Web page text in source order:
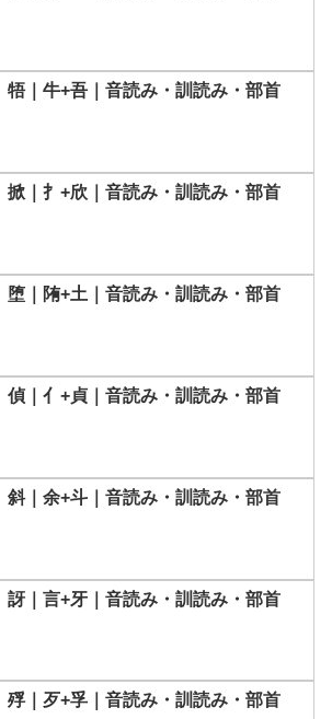
牾｜牛+吾｜音読み・訓読み・部首
掀｜扌+欣｜音読み・訓読み・部首
堕｜陏+土｜音読み・訓読み・部首
偵｜亻+貞｜音読み・訓読み・部首
斜｜余+斗｜音読み・訓読み・部首
訝｜言+牙｜音読み・訓読み・部首
殍｜歹+孚｜音読み・訓読み・部首